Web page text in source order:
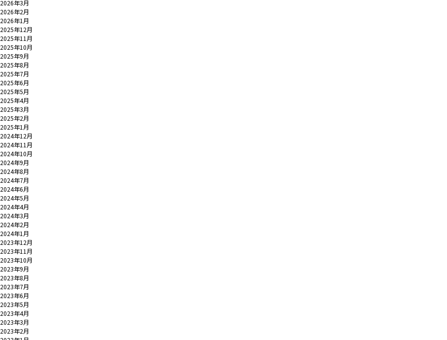
2026年3月
2026年2月
2026年1月
2025年12月
2025年11月
2025年10月
2025年9月
2025年8月
2025年7月
2025年6月
2025年5月
2025年4月
2025年3月
2025年2月
2025年1月
2024年12月
2024年11月
2024年10月
2024年9月
2024年8月
2024年7月
2024年6月
2024年5月
2024年4月
2024年3月
2024年2月
2024年1月
2023年12月
2023年11月
2023年10月
2023年9月
2023年8月
2023年7月
2023年6月
2023年5月
2023年4月
2023年3月
2023年2月